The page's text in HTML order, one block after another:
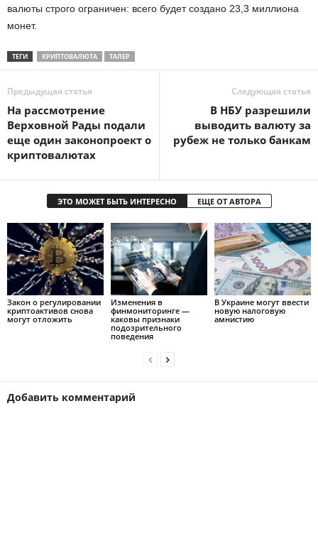
валюты строго ограничен: всего будет создано 23,3 миллиона
монет.
ТЕГИ КРИПТОВАЛЮТА ТАЛЕР
Предыдущая статья
На рассмотрение
Верховной Рады подали
еще один законопроект о
криптовалютах
Следующая статья
В НБУ разрешили
выводить валюту за
рубеж не только банкам
ЭТО МОЖЕТ БЫТЬ ИНТЕРЕСНО ЕЩЕ ОТ АВТОРА
Закон о регулировании
криптоактивов снова
могут отложить
Изменения в
финмониторинге —
каковы признаки
подозрительного
поведения
В Украине могут ввести
новую налоговую
амнистию
Добавить комментарий